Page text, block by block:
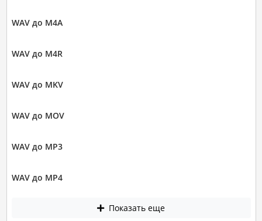
WAV до M4A
WAV до M4R
WAV до MKV
WAV до MOV
WAV до MP3
WAV до MP4
Показать еще